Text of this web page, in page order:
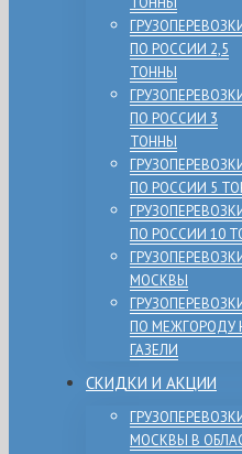
ПО РОССИИ 2,5
ТОННЫ
ПО РОССИИ 3
ТОННЫ
ПО РОССИИ 5
ПО РОССИИ 10
МОСКВЫ
ПО МЕЖГОРОДУ
ГАЗЕЛИ
СКИДКИ И АКЦИИ
МОСКВЫ В